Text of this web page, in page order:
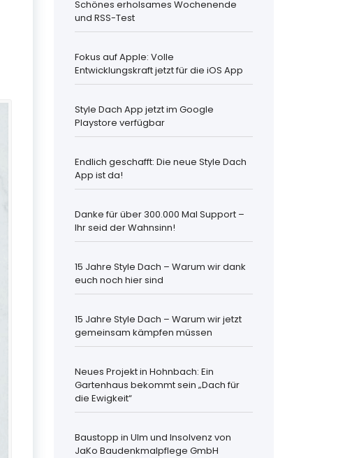
Schönes erholsames Wochenende
und RSS-Test
Fokus auf Apple: Volle
Entwicklungskraft jetzt für die iOS App
Style Dach App jetzt im Google
Playstore verfügbar
Endlich geschafft: Die neue Style Dach
App ist da!
Danke für über 300.000 Mal Support –
Ihr seid der Wahnsinn!
15 Jahre Style Dach – Warum wir dank
euch noch hier sind
15 Jahre Style Dach – Warum wir jetzt
gemeinsam kämpfen müssen
Neues Projekt in Hohnbach: Ein
Gartenhaus bekommt sein „Dach für
die Ewigkeit“
Baustopp in Ulm und Insolvenz von
JaKo Baudenkmalpflege GmbH